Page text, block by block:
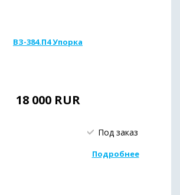
ВЗ-384.П4 Упорка
18 000 RUR
Под заказ
Подробнее